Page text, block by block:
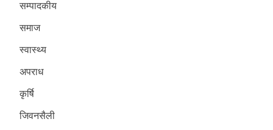
सम्पादकीय
समाज
स्वास्थ्य
अपराध
कृर्षि
जिवनसैली